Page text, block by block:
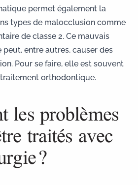
permet également la
types de malocclusion comme
de classe 2. Ce mauvais
entre autres, causer des
Pour se faire, elle est souvent
orthodontique.
les problèmes
traités avec
?